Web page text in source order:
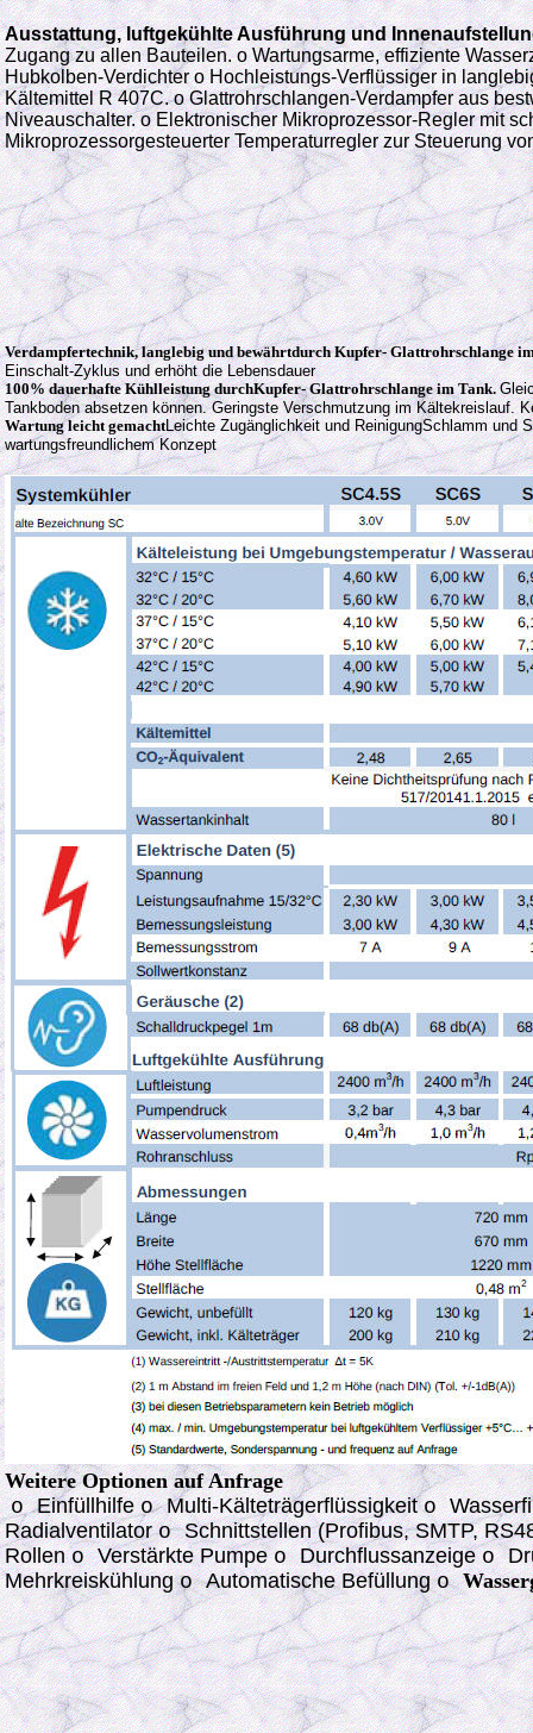
Ausstattung, luftgekühlte Ausführung und
Zugang zu allen Bauteilen.o Wartungsarme, effiziente
Hubkolben-Verdichter oHochleistungs-Verflüssiger in
Kältemittel R 407C. o Glattrohrschlangen-Verdampfer aus
Niveauschalter. o Elektronischer Mikroprozessor-Regler mit
Mikroprozessorgesteuerter Temperaturregler zur Steuerung
Verdampfertechnik, langlebig und bewährtdurch Kupfer- Glattrohrschlange
Einschalt-Zyklus und erhöht die Lebensdauer
100% dauerhafte Kühlleistung durchKupfer- Glattrohrschlange im Tank.
Tankboden absetzen können. Geringste Verschmutzung im Kältekreislauf.
Wartung leicht gemachtLeichte Zugänglichkeit und ReinigungSchlamm und
wartungsfreundlichem Konzept
Weitere Optionen auf Anfrage
oEinfüllhilfeoMulti-Kälteträgerflüssigkeito
RadialventilatoroSchnittstellen (Profibus, SMTP,
RollenoVerstärkte PumpeoDurchflussanzeigeo
MehrkreiskühlungoAutomatische Befüllungo